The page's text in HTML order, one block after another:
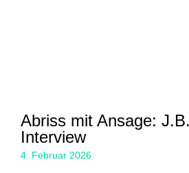
Abriss mit Ansage:
Interview
4. Februar 2026